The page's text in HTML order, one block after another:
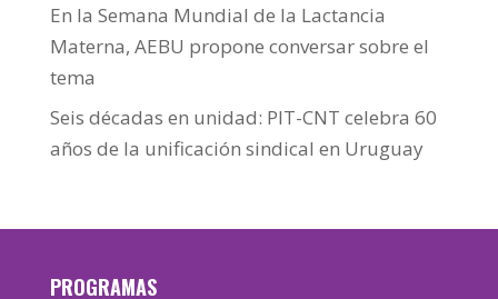
En la Semana Mundial de la Lactancia
Materna, AEBU propone conversar sobre el
tema
Seis décadas en unidad: PIT-CNT celebra 60
años de la unificación sindical en Uruguay
PROGRAMAS